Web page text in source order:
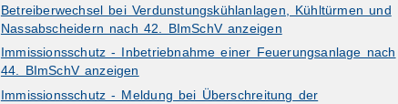
Betreiberwechsel bei Verdunstungskühlanlagen, Kühltürmen und
Nassabscheidern nach 42. BImSchV anzeigen
Immissionsschutz - Inbetriebnahme einer Feuerungsanlage nach
44. BImSchV anzeigen
Immissionsschutz - Meldung bei Überschreitung der